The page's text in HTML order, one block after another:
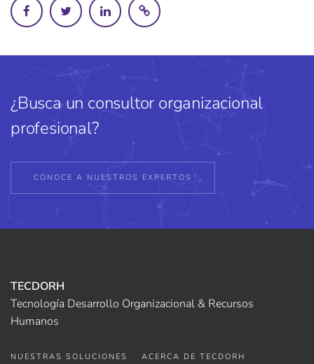
¿Busca un consultor organizacional
profesional?
CONOCE A NUESTROS EXPERTOS
TECDORH
Tecnología Desarrollo Organizacional & Recursos
Humanos
NUESTRAS SOLUCIONES ACERCA DE TECDORH